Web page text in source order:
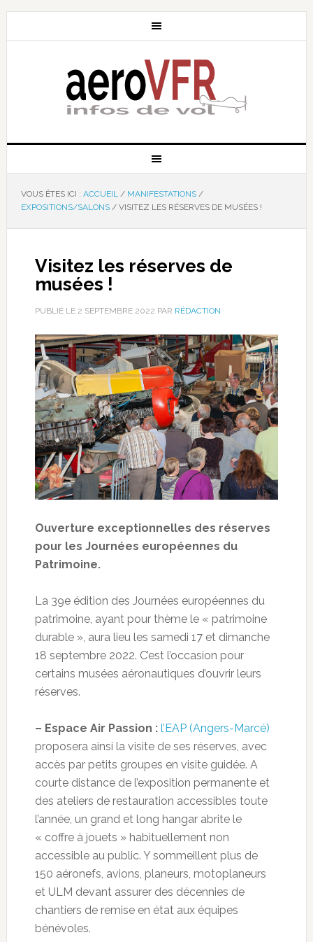
VOUS ÊTES ICI : ACCUEIL / MANIFESTATIONS /
EXPOSITIONS/SALONS /VISITEZ LES RÉSERVES DE MUSÉES !
Visitez les réserves de
musées !
PUBLIÉ LE 2 SEPTEMBRE 2022 PAR RÉDACTION
Ouverture exceptionnelles des réserves
pour les Journées européennes du
Patrimoine.
La 39e édition des Journées européennes du
patrimoine, ayant pour thème le « patrimoine
durable », aura lieu les samedi 17 et dimanche
18 septembre 2022. C’est l’occasion pour
certains musées aéronautiques d’ouvrir leurs
réserves.
– Espace Air Passion : l’EAP (Angers-Marcé)
proposera ainsi la visite de ses réserves, avec
accès par petits groupes en visite guidée. A
courte distance de l’exposition permanente et
des ateliers de restauration accessibles toute
l’année, un grand et long hangar abrite le
« coffre à jouets » habituellement non
accessible au public. Y sommeillent plus de
150 aéronefs, avions, planeurs, motoplaneurs
et ULM devant assurer des décennies de
chantiers de remise en état aux équipes
bénévoles.